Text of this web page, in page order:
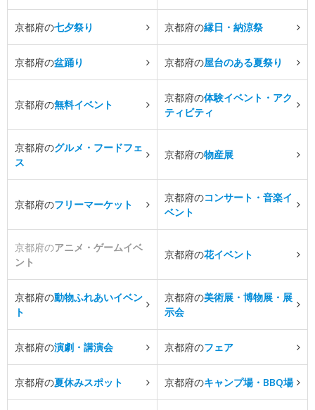
京都府の七夕祭り 京都府の縁日・納涼祭
京都府の盆踊り 京都府の屋台のある夏祭り
京都府の無料イベント
京都府の体験イベント・アク
ティビティ
京都府のグルメ・フードフェ
ス
京都府の物産展
京都府のフリーマーケット
京都府のコンサート・音楽イ
ベント
京都府のアニメ・ゲームイベ
ント
京都府の花イベント
京都府の動物ふれあいイベン
ト
京都府の美術展・博物展・展
示会
京都府の演劇・講演会 京都府のフェア
京都府の夏休みスポット 京都府のキャンプ場・BBQ場